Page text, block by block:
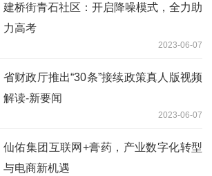
建桥街青石社区：开启降噪模式，全力助
力高考
2023-06-07
省财政厅推出“30条”接续政策真人版视频
解读-新要闻
2023-06-07
仙佑集团互联网+膏药，产业数字化转型
与电商新机遇